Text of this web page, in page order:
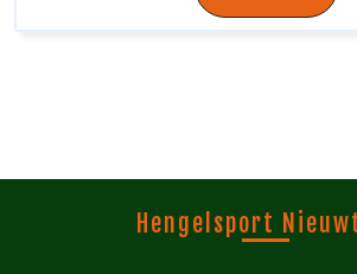
Hengelsport